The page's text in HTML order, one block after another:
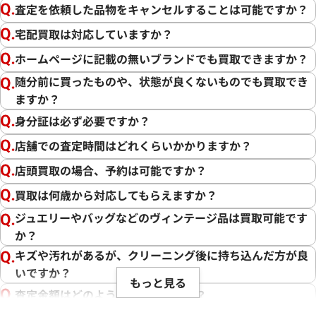
査定を依頼した品物をキャンセルすることは可能ですか？
宅配買取は対応していますか？
ホームページに記載の無いブランドでも買取できますか？
随分前に買ったものや、状態が良くないものでも買取でき
ますか？
身分証は必ず必要ですか？
店舗での査定時間はどれくらいかかりますか？
店頭買取の場合、予約は可能ですか？
買取は何歳から対応してもらえますか？
ジュエリーやバッグなどのヴィンテージ品は買取可能です
か？
キズや汚れがあるが、クリーニング後に持ち込んだ方が良
いですか？
査定金額はどのように決まりますか？
もっと見る